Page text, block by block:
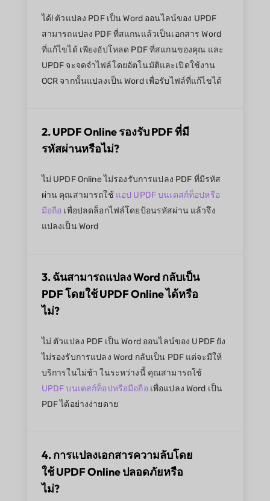
ได้! ตัวแปลง PDF เป็น Word ออนไลน์ของ UPDF
สามารถแปลง PDF ที่สแกนแล้วเป็นเอกสาร Word
ที่แก้ไขได้ เพียงอัปโหลด PDF ที่สแกนของคุณ และ
UPDF จะจดจำไฟล์โดยอัตโนมัติและเปิดใช้งาน
OCR จากนั้นแปลงเป็น Word เพื่อรับไฟล์ที่แก้ไขได้
2. UPDF Online รองรับ PDF ที่มี
รหัสผ่านหรือไม่?
ไม่ UPDF Online ไม่รองรับการแปลง PDF ที่มีรหัส
ผ่าน คุณสามารถใช้ แอป UPDF บนเดสก์ท็อปหรือ
มือถือ เพื่อปลดล็อกไฟล์โดยป้อนรหัสผ่าน แล้วจึง
แปลงเป็น Word
3. ฉันสามารถแปลง Word กลับเป็น
PDF โดยใช้ UPDF Online ได้หรือ
ไม่?
ไม่ ตัวแปลง PDF เป็น Word ออนไลน์ของ UPDF ยัง
ไม่รองรับการแปลง Word กลับเป็น PDF แต่จะมีให้
บริการในไม่ช้า ในระหว่างนี้ คุณสามารถใช้
UPDF บนเดสก์ท็อปหรือมือถือ เพื่อแปลง Word เป็น
PDF ได้อย่างง่ายดาย
4. การแปลงเอกสารความลับโดย
ใช้ UPDF Online ปลอดภัยหรือ
ไม่?